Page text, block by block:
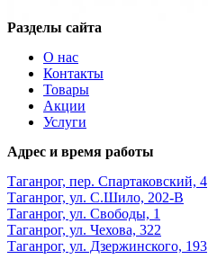
Разделы сайта
О нас
Контакты
Товары
Акции
Услуги
Адрес и время работы
Таганрог, пер. Спартаковский, 4
Таганрог, ул. С.Шило, 202-В
Таганрог, ул. Свободы, 1
Таганрог, ул. Чехова, 322
Таганрог, ул. Дзержинского, 193